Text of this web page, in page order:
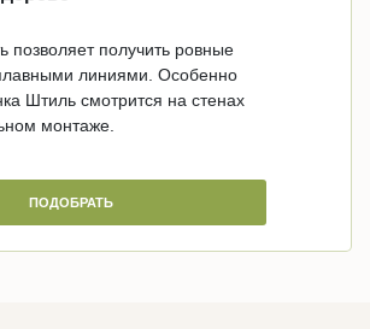
позволяет получить ровные
линиями. Особенно
Штиль смотрится на стенах
монтаже.
ПОДОБРАТЬ